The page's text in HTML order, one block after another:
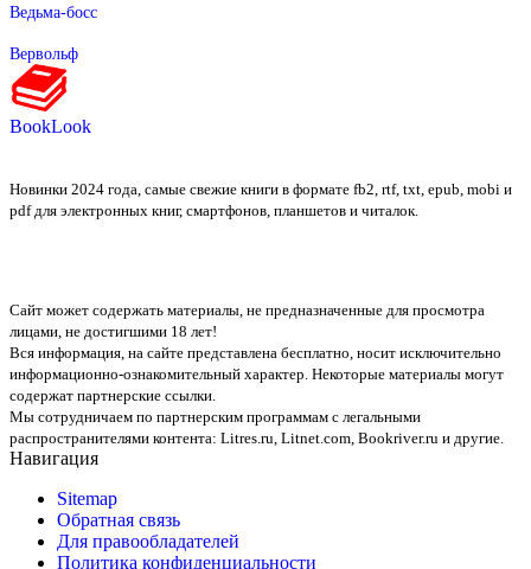
Ведьма-босс
Вервольф
BookLook
Новинки 2024 года, самые свежие книги в формате fb2, rtf, txt, epub, mobi и
pdf для электронных книг, смартфонов, планшетов и читалок.
Сайт может содержать материалы, не предназначенные для просмотра
лицами, не достигшими 18 лет!
Вся информация, на сайте представлена бесплатно, носит исключительно
информационно-ознакомительный характер. Некоторые материалы могут
содержат партнерские ссылки.
Мы сотрудничаем по партнерским программам с легальными
распространителями контента: Litres.ru, Litnet.com, Bookriver.ru и другие.
Навигация
Sitemap
Обратная связь
Для правообладателей
Политика конфиденциальности